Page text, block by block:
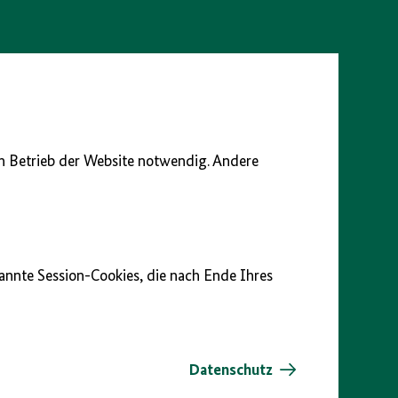
Betrieb der Website notwendig. Andere
Session-Cookies, die nach Ende Ihres
Datenschutz